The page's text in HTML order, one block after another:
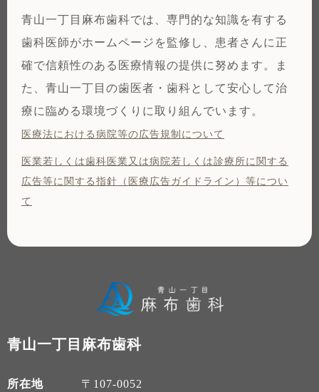
青山一丁目麻布歯科では、専門的な知識を有する
歯科医師がホームページを監修し、患者さんに正
確で信頼性のある医療情報の提供に努めます。ま
た、青山一丁目の歯医者・歯科として安心して治
療に臨める環境づくりに取り組んでいます。
医療法における病院等の広告規制について
医業若しくは⻭科医業⼜は病院若しくは診療所に関する
広告等に関する指針（医療広告ガイドライン）等につい
て
青山一丁目麻布歯科
所在地
〒107-0052